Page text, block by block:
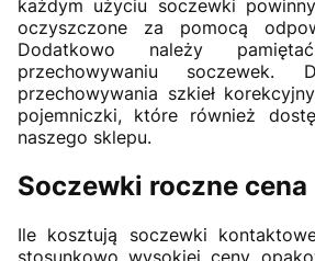
każdym użyciu soczewki
oczyszczone za pomocą
Dodatkowo należy
przechowywaniu soczewek.
przechowywania szkieł
pojemniczki, które również
naszego sklepu.
Soczewki roczne cena
Ile kosztują soczewki
stosunkowo wysokiej ceny